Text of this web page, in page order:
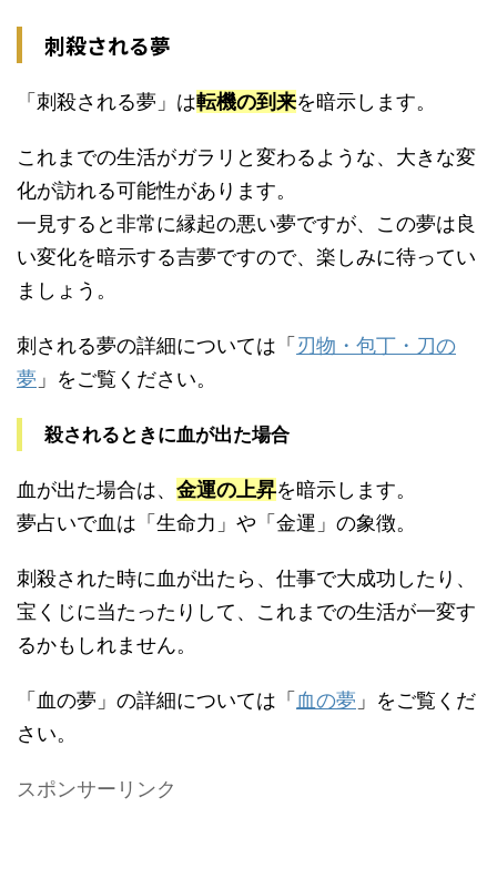
刺殺される夢
「刺殺される夢」は転機の到来を暗示します。
これまでの生活がガラリと変わるような、大きな変
化が訪れる可能性があります。
一見すると非常に縁起の悪い夢ですが、この夢は良
い変化を暗示する吉夢ですので、楽しみに待ってい
ましょう。
刺される夢の詳細については「刃物・包丁・刀の
夢 」をご覧ください。
殺されるときに血が出た場合
血が出た場合は、 金運の上昇を暗示します。
夢占いで血は「生命力」や「金運」の象徴。
刺殺された時に血が出たら、仕事で大成功したり、
宝くじに当たったりして、これまでの生活が一変す
るかもしれません。
「血の夢」の詳細については「血の夢 」をご覧くだ
さい。
スポンサーリンク